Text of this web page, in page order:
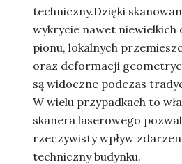
techniczny.Dzięki
wykrycie nawet niewielkich
pionu, lokalnych
oraz deformacji
są widoczne podczas
W wielu przypadkach to
skanera laserowego
rzeczywisty wpływ
techniczny budynku.